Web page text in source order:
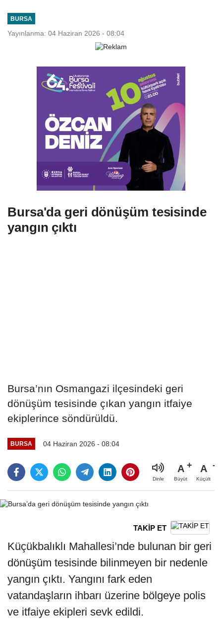
BURSA
Yayınlanma: 04 Haziran 2026 - 08:04
Bursa'da geri dönüşüm tesisinde
yangın çıktı
Bursa’nın Osmangazi ilçesindeki geri
dönüşüm tesisinde çıkan yangın itfaiye
ekiplerince söndürüldü.
BURSA 04 Haziran 2026 - 08:04
Dinle
A
Büyüt
A
Küçült
TAKİP ET
Küçükbalıklı Mahallesi’nde bulunan bir geri
dönüşüm tesisinde bilinmeyen bir nedenle
yangın çıktı. Yangını fark eden
vatandaşların ihbarı üzerine bölgeye polis
ve itfaiye ekipleri sevk edildi.